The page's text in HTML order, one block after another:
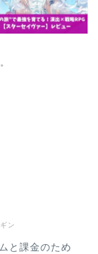
ン
と課金のため